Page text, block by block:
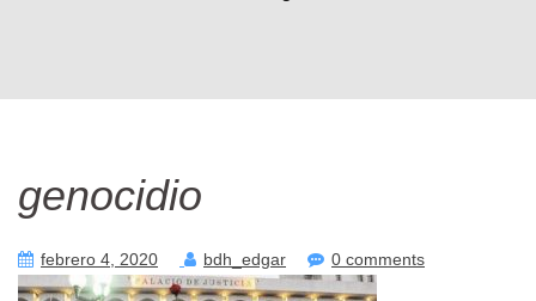
genocidio
febrero 4, 2020 bdh_edgar 0 comments